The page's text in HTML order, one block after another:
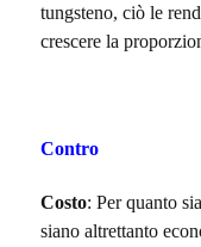
tungsteno, ciò le
crescere la
Contro
Costo: Per quanto
siano altrettanto